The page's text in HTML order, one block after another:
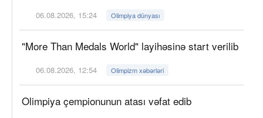
06.08.2026, 15:24 Olimpiya dünyası
"More Than Medals World" layihəsinə start verilib
06.08.2026, 12:54 Olimpizm xəbərləri
Olimpiya çempionunun atası vəfat edib